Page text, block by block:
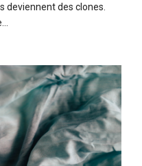
deviennent des clones.